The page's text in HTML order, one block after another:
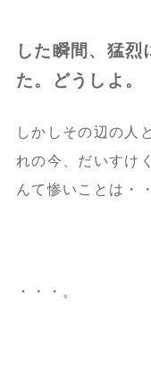
した瞬間、猛烈
た。どうしよ。
しかしその辺の人
れの今、だいすけ
んて惨いことは・
・・・。